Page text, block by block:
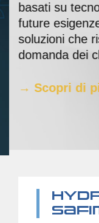
basati su
future
soluzioni che
domanda dei
→ Scopri di più